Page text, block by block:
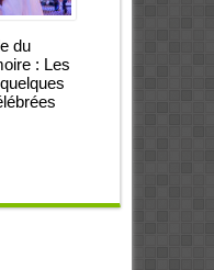
du
: Les